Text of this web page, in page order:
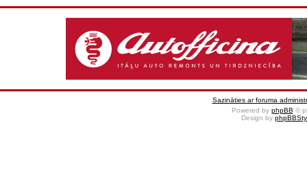
Sazināties ar foruma
Powered by phpBB ©
Design by